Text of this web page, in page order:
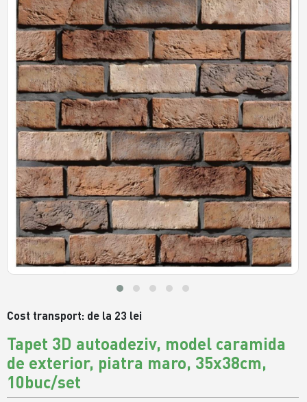
Cost transport: de la 23 lei
Tapet 3D autoadeziv, model caramida
de exterior, piatra maro, 35x38cm,
10buc/set